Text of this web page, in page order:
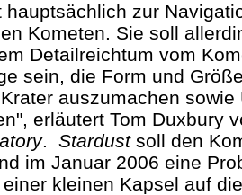
hauptsächlich zur
Kometen. Sie soll
Detailreichtum vom
sein, die Form und
auszumachen
erläutert Tom Duxbury
. Stardustsoll den
im Januar 2006 eine
kleinen Kapsel auf